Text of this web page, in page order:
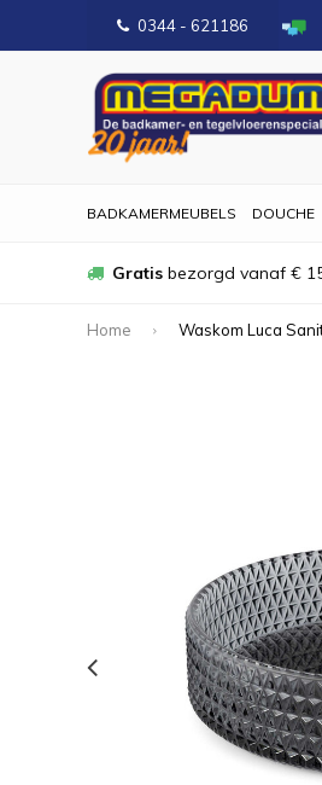
0344 - 621186
BADKAMERMEUBELS DOUCHE
Gratis bezorgd vanaf €
Home Waskom Luca